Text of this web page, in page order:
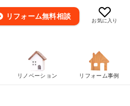
お気に入り
リフォーム無料相談
リノベーション リフォーム事例